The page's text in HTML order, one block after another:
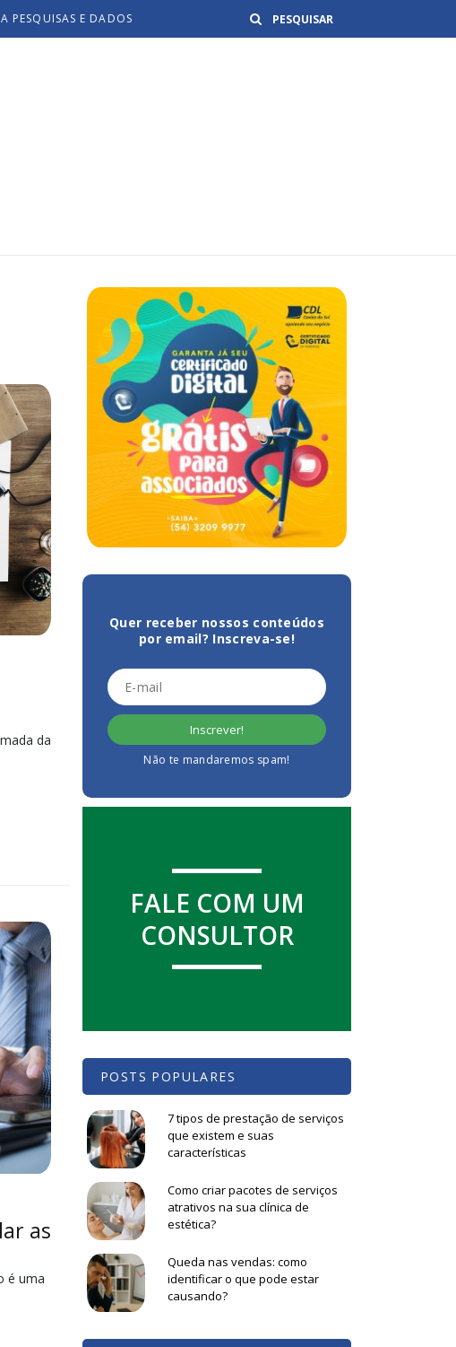
PESQUISAS E DADOS Buscar
da
as
é uma
Quer receber nossos conteúdos
por email? Inscreva-se!
Não te mandaremos spam!
FALE COM UM
CONSULTOR
POSTS POPULARES
7 tipos de prestação de serviços
que existem e suas
características
Como criar pacotes de serviços
atrativos na sua clínica de
estética?
Queda nas vendas: como
identificar o que pode estar
causando?